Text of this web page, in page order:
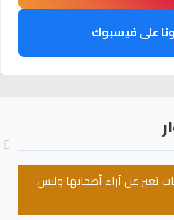
على فيسبوك
تعبر عن آراء أصحابها وليس